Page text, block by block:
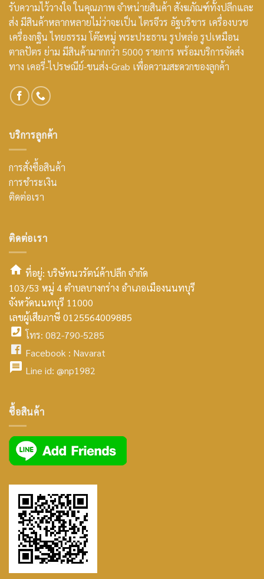
รับความไว้วางใจ ในคุณภาพ จำหน่ายสินค้า สังฆภัณฑ์ทั้งปลีกและ
ส่ง มีสินค้าหลากหลายไม่ว่าจะเป็น ไตรจีวร อัฐบริขาร เครื่องบวช
เครื่องกฐิน ไทยธรรม โต๊ะหมู่ พระประธาน รูปหล่อ รูปเหมือน
ตาลปัตร ย่าม มีสินค้ามากกว่า 5000 รายการ พร้อมบริการจัดส่ง
ทาง เคอรี่-ไปรษณีย์-ขนส่ง-Grab เพื่อความสะดวกของลูกค้า
บริการลูกค้า
การสั่งซื้อสินค้า
การชำระเงิน
ติดต่อเรา
ติดต่อเรา
smt2
home
icon
ที่อยู่: บริษัทนวรัตน์ค้าปลีก จำกัด
103/53 หมู่ 4 ตำบลบางกร่าง อำเภอเมืองนนทบุรี
จังหวัดนนทบุรี 11000
เลขผู้เสียภาษี 0125564009885
facebook
icon
โทร: 082-790-5285
facebook
Facebook : Navarat
icon
Line id: @np1982
ซื้อสินค้า